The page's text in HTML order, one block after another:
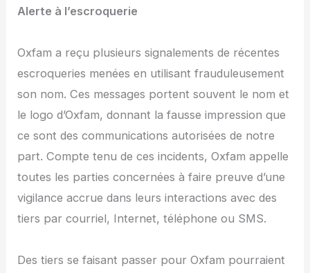
Alerte à l’escroquerie
Oxfam a reçu plusieurs signalements de récentes
escroqueries menées en utilisant frauduleusement
son nom. Ces messages portent souvent le nom et
le logo d’Oxfam, donnant la fausse impression que
ce sont des communications autorisées de notre
part. Compte tenu de ces incidents, Oxfam appelle
toutes les parties concernées à faire preuve d’une
vigilance accrue dans leurs interactions avec des
tiers par courriel, Internet, téléphone ou SMS.
Des tiers se faisant passer pour Oxfam pourraient